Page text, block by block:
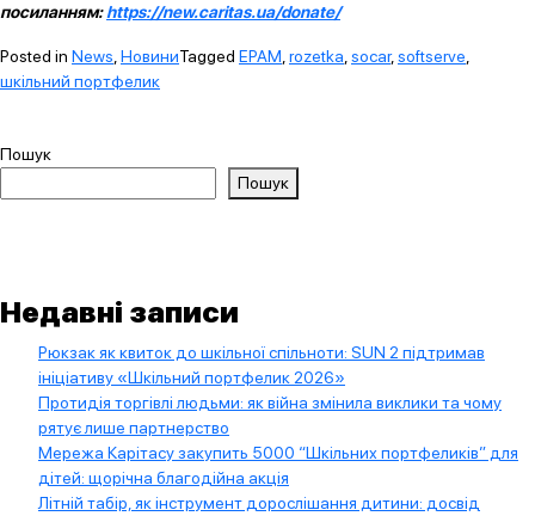
посиланням:https://new.caritas.ua/donate/
Posted in News НовиниTagged EPAM rozetka socar, softserve
шкільний портфелик
Пошук
Пошук
Недавні записи
Рюкзак як квиток до шкільної спільноти: SUN 2 підтримав
ініціативу «Шкільний портфелик 2026»
Протидія торгівлі людьми: як війна змінила виклики та чому
рятує лише партнерство
Мережа Карітасу закупить 5000 “Шкільних портфеликів” для
дітей: щорічна благодійна акція
Літній табір, як інструмент дорослішання дитини: досвід